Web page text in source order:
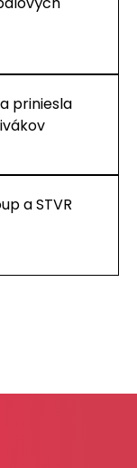
priniesla
a STVR